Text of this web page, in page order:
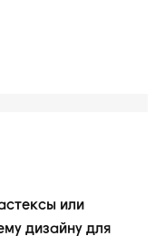
или
дизайну для